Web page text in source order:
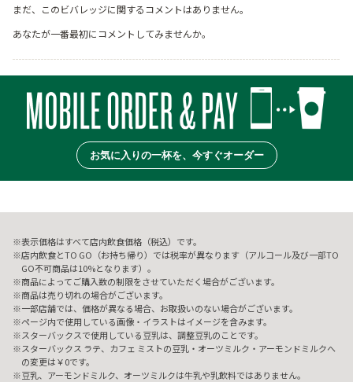
まだ、このビバレッジに関するコメントはありません。
あなたが一番最初にコメントしてみませんか。
お気に入りの一杯を、今すぐオーダー
表示価格はすべて店内飲食価格（税込）です。
店内飲食とTO GO（お持ち帰り）では税率が異なります（アルコール及び一部TO
GO不可商品は10%となります）。
商品によってご購入数の制限をさせていただく場合がございます。
商品は売り切れの場合がございます。
一部店舗では、価格が異なる場合、お取扱いのない場合がございます。
ページ内で使用している画像・イラストはイメージを含みます。
スターバックスで使用している豆乳は、調整豆乳のことです。
スターバックス ラテ、カフェ ミストの豆乳・オーツミルク・アーモンドミルクへ
の変更は￥0です。
豆乳、アーモンドミルク、オーツミルクは牛乳や乳飲料ではありません。